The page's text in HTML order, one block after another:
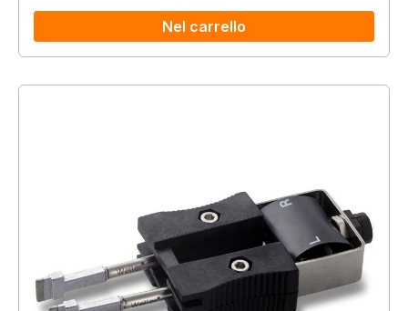
Nel carrello